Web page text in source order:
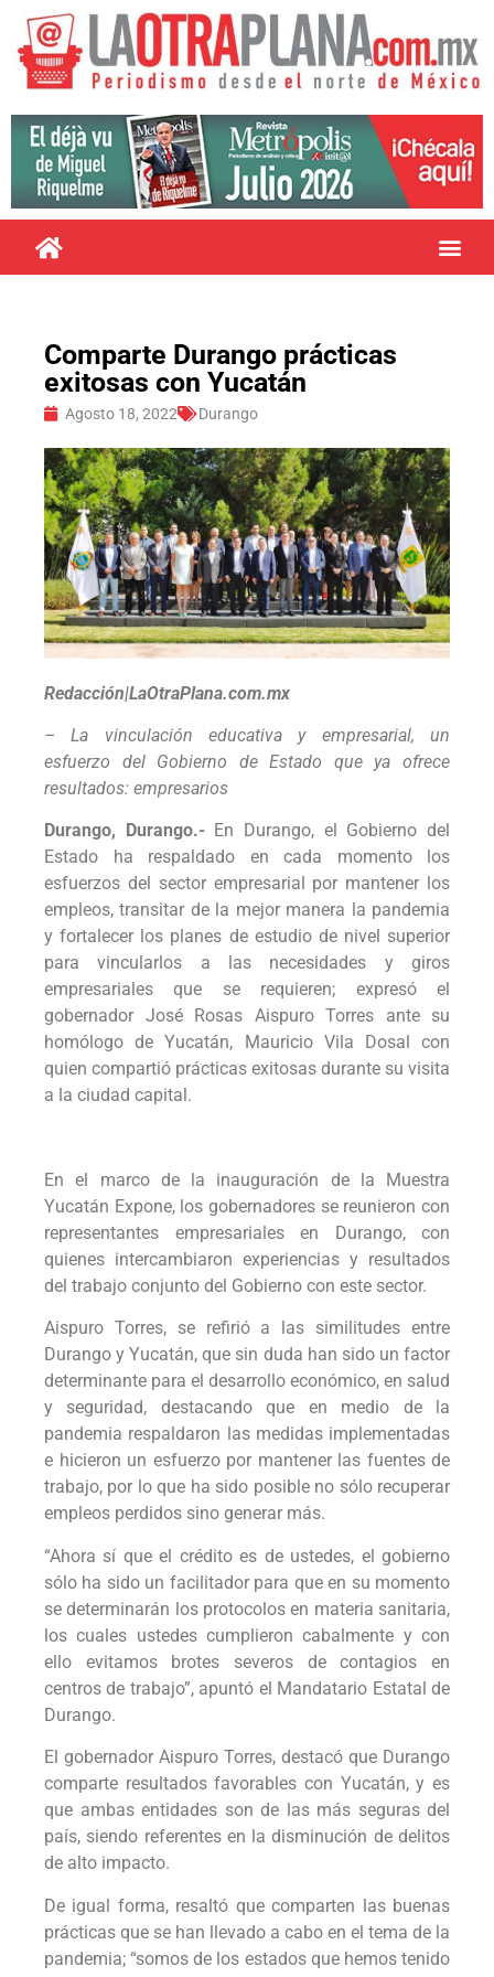
Comparte Durango prácticas
exitosas con Yucatán
Agosto 18, 2022 Durango
Redacción|LaOtraPlana.com.mx
– La vinculación educativa y empresarial, un
esfuerzo del Gobierno de Estado que ya ofrece
resultados: empresarios
Durango, Durango.-En Durango, el Gobierno del
Estado ha respaldado en cada momento los
esfuerzos del sector empresarial por mantener los
empleos, transitar de la mejor manera la pandemia
y fortalecer los planes de estudio de nivel superior
para vincularlos a las necesidades y giros
empresariales que se requieren; expresó el
gobernador José Rosas Aispuro Torres ante su
homólogo de Yucatán, Mauricio Vila Dosal con
quien compartió prácticas exitosas durante su visita
a la ciudad capital.
En el marco de la inauguración de la Muestra
Yucatán Expone, los gobernadores se reunieron con
representantes empresariales en Durango, con
quienes intercambiaron experiencias y resultados
del trabajo conjunto del Gobierno con este sector.
Aispuro Torres, se refirió a las similitudes entre
Durango y Yucatán, que sin duda han sido un factor
determinante para el desarrollo económico, en salud
y seguridad, destacando que en medio de la
pandemia respaldaron las medidas implementadas
e hicieron un esfuerzo por mantener las fuentes de
trabajo, por lo que ha sido posible no sólo recuperar
empleos perdidos sino generar más.
“Ahora sí que el crédito es de ustedes, el gobierno
sólo ha sido un facilitador para que en su momento
se determinarán los protocolos en materia sanitaria,
los cuales ustedes cumplieron cabalmente y con
ello evitamos brotes severos de contagios en
centros de trabajo”, apuntó el Mandatario Estatal de
Durango.
El gobernador Aispuro Torres, destacó que Durango
comparte resultados favorables con Yucatán, y es
que ambas entidades son de las más seguras del
país, siendo referentes en la disminución de delitos
de alto impacto.
De igual forma, resaltó que comparten las buenas
prácticas que se han llevado a cabo en el tema de la
pandemia; “somos de los estados que hemos tenido